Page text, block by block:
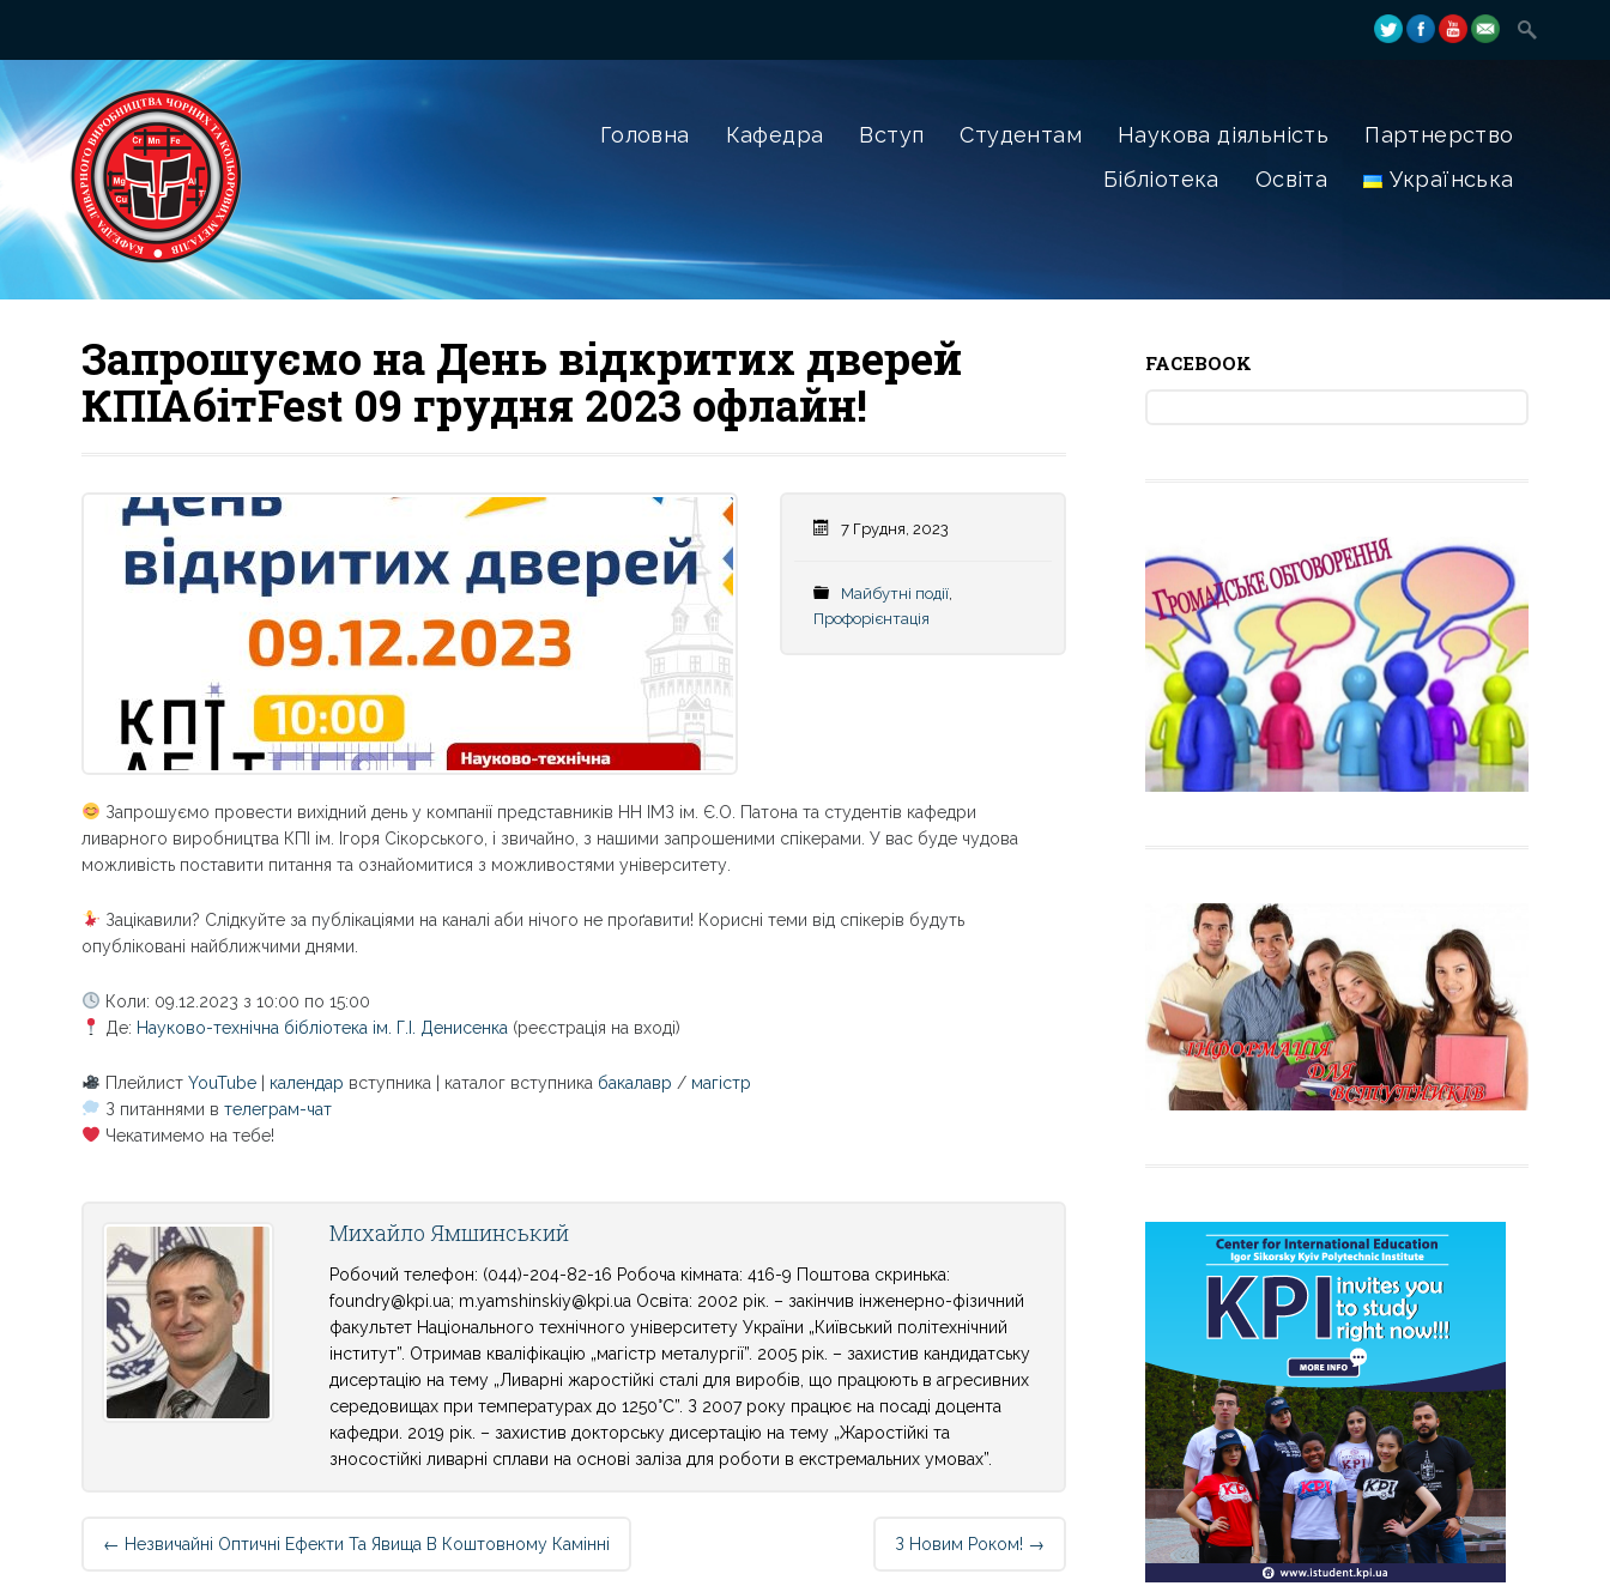
Головна Кафедра Вступ Студентам Наукова діяльність
Партнерство
Бібліотека
Освіта Українська
Запрошуємо на День відкритих дверей
КПІАбітFest 09 грудня 2023 офлайн!
7 Грудня, 2023
Майбутні події,
Профорієнтація
Запрошуємо провести вихідний день у компанії представників НН ІМЗ ім. Є.О. Патона та студентів кафедри
ливарного виробництва КПІ ім. Ігоря Сікорського, і звичайно, з нашими запрошеними спікерами. У вас буде чудова
можливість поставити питання та ознайомитися з можливостями університету.
Зацікавили? Слідкуйте за публікаціями на каналі аби нічого не проґавити! Корисні теми від спікерів будуть
опубліковані найближчими днями.
Коли: 09.12.2023 з 10:00 по 15:00
Де: Науково-технічна бiблiотека ім. Г.І. Денисенка (реєстрація на вході)
ПлейлистYouTube календар вступника | каталог вступника бакалавр / магістр
З питаннями втелеграм-чат
Чекатимемо на тебе!
Михайло Ямшинський
Робочий телефон: (044)-204-82-16 Робоча кімната: 416-9 Поштова скринька:
foundry@kpi.ua; m.yamshinskiy@kpi.ua Освіта: 2002 рік. – закінчив інженерно-фізичний
факультет Національного технічного університету України „Київський політехнічний
інститут”. Отримав кваліфікацію „магістр металургії”. 2005 рік. – захистив кандидатську
дисертацію на тему „Ливарні жаростійкі сталі для виробів, що працюють в агресивних
середовищах при температурах до 1250°С”. З 2007 року працює на посаді доцента
кафедри. 2019 рік. – захистив докторську дисертацію на тему „Жаростійкі та
зносостійкі ливарні сплави на основі заліза для роботи в екстремальних умовах”.
Post
navigation
← Незвичайні Оптичні Ефекти Та Явища В Коштовному Камінні З Новим Роком! →
FACEBOOK